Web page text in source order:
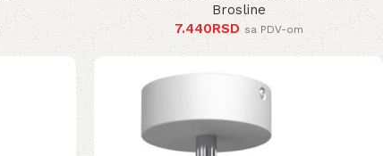
Brosline
7.440RSD sa PDV-om